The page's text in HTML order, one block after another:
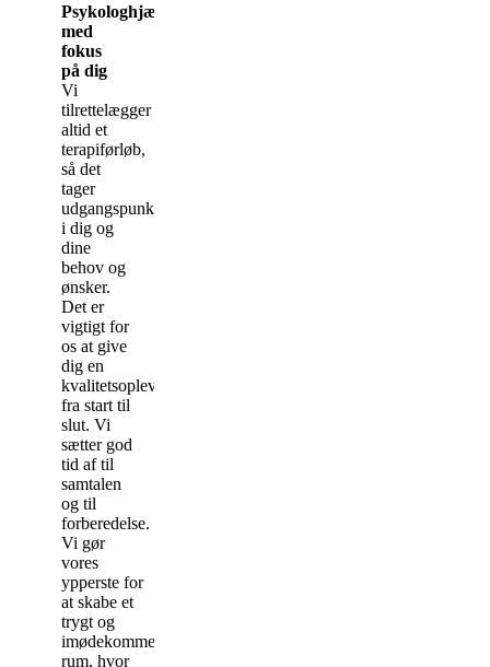
Psykologhjælp
med
fokus
på dig
Vi
tilrettelægger
altid et
terapiførløb,
så det
tager
udgangspunkt
i dig og
dine
behov og
ønsker.
Det er
vigtigt for
os at give
dig en
kvalitetsoplevelse
fra start til
slut. Vi
sætter god
tid af til
samtalen
og til
forberedelse.
Vi gør
vores
ypperste for
at skabe et
trygt og
imødekommende
rum, hvor